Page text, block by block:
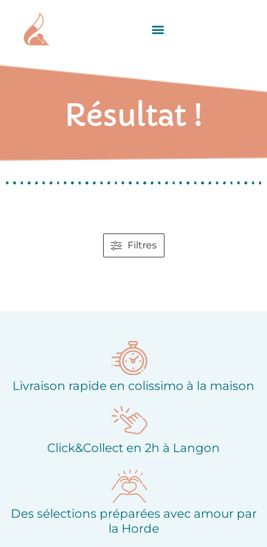
Résultat !
Filtres
Livraison rapide en colissimo à la maison
Click&Collect en 2h à Langon
Des sélections préparées avec amour par
la Horde